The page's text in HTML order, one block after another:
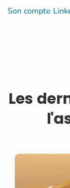
Son compte
Les